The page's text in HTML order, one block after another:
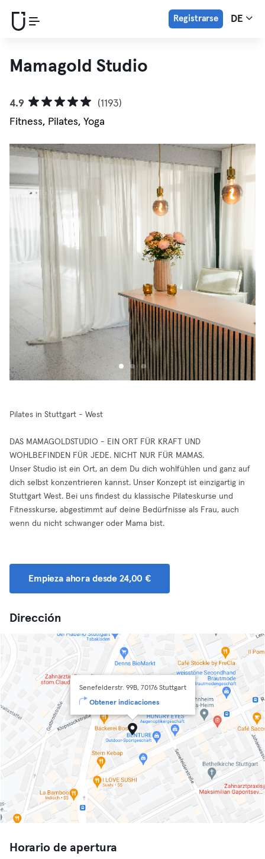
Registrarse DE
Mamagold Studio
4.9
(1193)
Fitness, Pilates, Yoga
Pilates in Stuttgart - West
DAS MAMAGOLDSTUDIO - EIN ORT FÜR KRAFT UND
WOHLBEFINDEN FÜR JEDE. NICHT NUR FÜR MAMAS.
Unser Studio ist ein Ort, an dem Du dich wohlfühlen und ganz auf
dich selbst konzentrieren kannst. Unser Konzept ist einzigartig in
Stuttgart West. Bei uns findest du klassische Pilateskurse und
Fitnesskurse, abgestimmt auf deine Bedürfnisse als Frau, auch
wenn du nicht schwanger oder Mama bist.
Empieza ahora desde 24,00 €
Dirección
Senefelderstr. 99B, 70176 Stuttgart
Obtener indicaciones
Horario de apertura